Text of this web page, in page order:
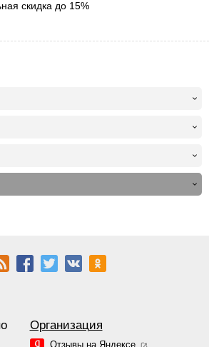
скидка до 15%
Организация
Отзывы на Яндексе